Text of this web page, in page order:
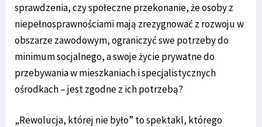
sprawdzenia, czy społeczne przekonanie, że osoby z
niepełnosprawnościami mają zrezygnować z rozwoju w
obszarze zawodowym, ograniczyć swe potrzeby do
minimum socjalnego, a swoje życie prywatne do
przebywania w mieszkaniach i specjalistycznych
ośrodkach – jest zgodne z ich potrzebą?
„Rewolucja, której nie było” to spektakl, którego